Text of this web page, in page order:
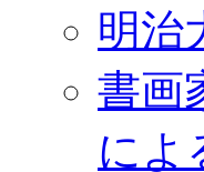
明治
書画
によ